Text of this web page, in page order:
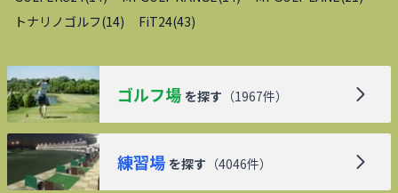
トナリノゴルフ(14) FiT24(43)
ゴルフ場 を探す （1967件）
練習場 を探す （4046件）